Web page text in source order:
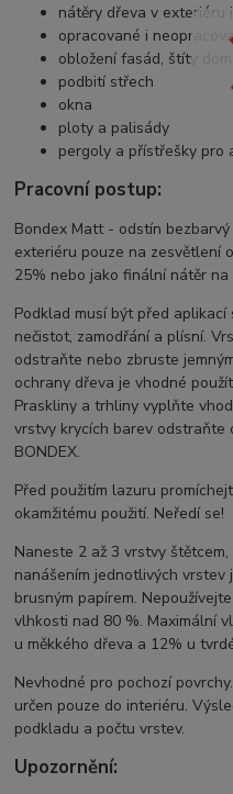
nátěry dřeva v exteriéru
opracované i
obložení fasád, štíty domů
podbití střech
okna
ploty a palisády
pergoly a přístřešky pro
Pracovní postup:
Bondex Matt - odstín
exteriéru pouze na zesvětlení
25% nebo jako finální nátěr
Podklad musí být před aplikací
nečistot, zamodřání a plísní.
odstraňte nebo zbruste
ochrany dřeva je vhodné
Praskliny a trhliny vyplňte
vrstvy krycích barev odstraňte
BONDEX.
Před použitím lazuru
okamžitému použití. Neředí se!
Naneste 2 až 3 vrstvy
nanášením jednotlivých vrstev
brusným papírem.
vlhkosti nad 80 %. Maximální
u měkkého dřeva a 12% u
Nevhodné pro pochozí
určen pouze do interiéru.
podkladu a počtu vrstev.
Upozornění: